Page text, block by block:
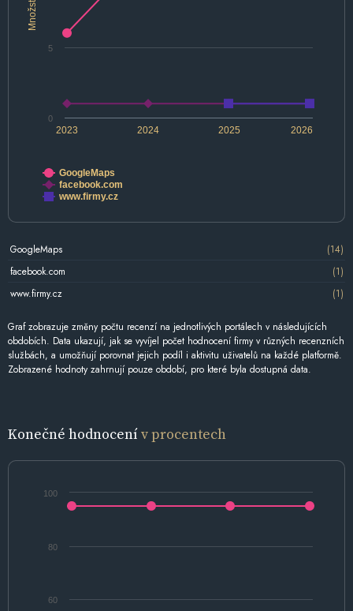
Množství
2024 2026
2023 2025
0
5
GoogleMaps
facebook.com
www.firmy.cz
GoogleMaps
(14)
facebook.com
(1)
www.firmy.cz
(1)
Graf zobrazuje změny počtu recenzí na jednotlivých portálech v následujících
obdobích. Data ukazují, jak se vyvíjel počet hodnocení firmy v různých recenzních
službách, a umožňují porovnat jejich podíl i aktivitu uživatelů na každé platformě.
Zobrazené hodnoty zahrnují pouze období, pro které byla dostupná data.
Konečné hodnocenív procentech
60
80
100